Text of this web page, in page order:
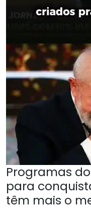
Programas
para
têm mais o